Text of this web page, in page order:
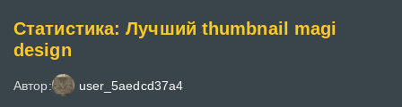
Статистика: Лучший thumbnail magi
design
Автор: user_5aedcd37a4